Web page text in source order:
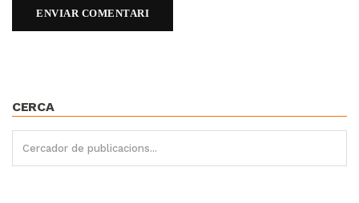
CERCA